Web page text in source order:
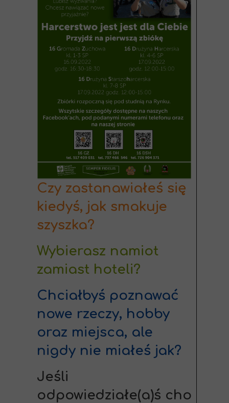
Czy zastanawiałeś się
kiedyś, jak smakuje
szyszka?
Wybierasz namiot
zamiast hoteli?
Chciałbyś poznawać
nowe rzeczy, hobby
oraz miejsca, ale
nigdy nie miałeś jak?
Jeśli
odpowiedziałe(a)ś cho